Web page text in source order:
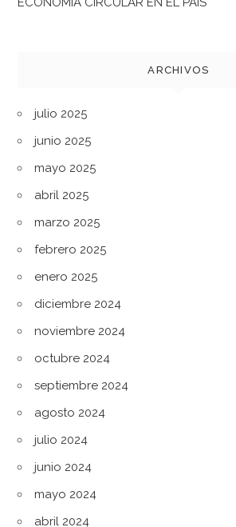
ARCHIVOS
julio 2025
junio 2025
mayo 2025
abril 2025
marzo 2025
febrero 2025
enero 2025
diciembre 2024
noviembre 2024
octubre 2024
septiembre 2024
agosto 2024
julio 2024
junio 2024
mayo 2024
abril 2024